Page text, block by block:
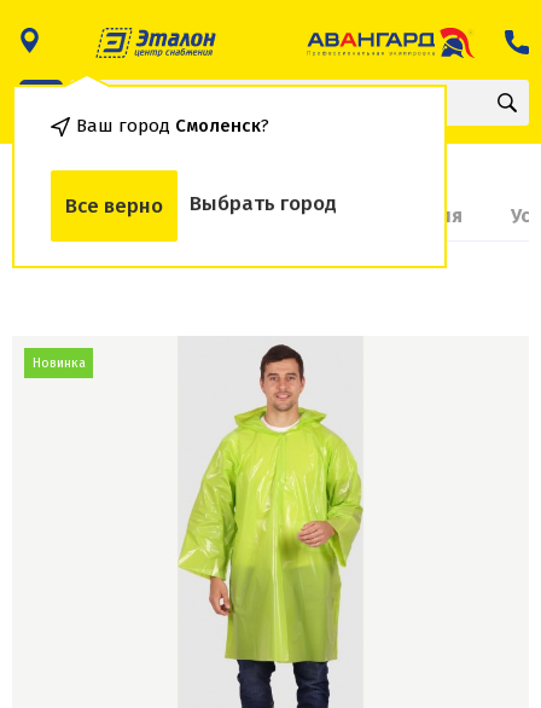
Ваш город Смоленск?
Все верно Выбрать город
О товаре Доставка и оплата Гарантия
Новинка